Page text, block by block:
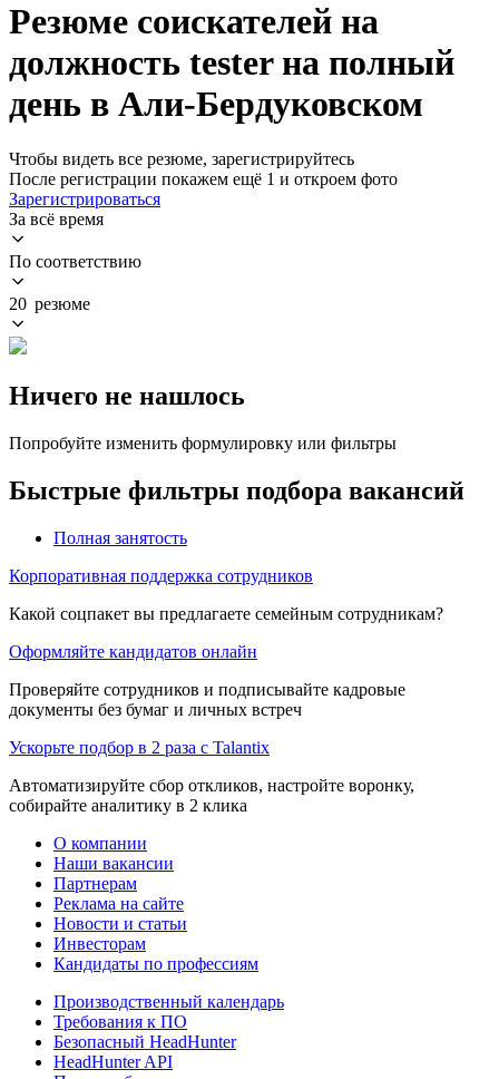
Резюме соискателей на
должность tester на полный
день в Али-Бердуковском
Чтобы видеть все резюме, зарегистрируйтесь
После регистрации покажем ещё 1 и откроем фото
Зарегистрироваться
За всё время
По соответствию
20 резюме
Ничего не нашлось
Попробуйте изменить формулировку или фильтры
Быстрые фильтры подбора вакансий
Полная занятость
Корпоративная поддержка сотрудников
Какой соцпакет вы предлагаете семейным сотрудникам?
Оформляйте кандидатов онлайн
Проверяйте сотрудников и подписывайте кадровые
документы без бумаг и личных встреч
Ускорьте подбор в 2 раза с Talantix
Автоматизируйте сбор откликов, настройте воронку,
собирайте аналитику в 2 клика
О компании
Наши вакансии
Партнерам
Реклама на сайте
Новости и статьи
Инвесторам
Кандидаты по профессиям
Производственный календарь
Требования к ПО
Безопасный HeadHunter
HeadHunter API